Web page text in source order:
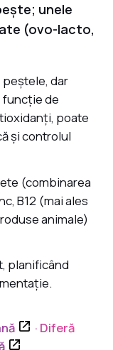
unele
(ovo-lacto,
peștele, dar
funcție de
poate
și controlul
(combinarea
B12 (mai ales
animale)
planificând
· Diferă